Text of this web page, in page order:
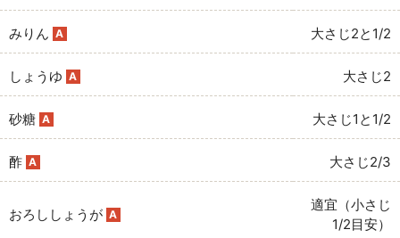
みりん A 大さじ2と1/2
しょうゆ A 大さじ2
砂糖 A 大さじ1と1/2
酢 A 大さじ2/3
おろししょうが A
適宜（小さじ
1/2目安）